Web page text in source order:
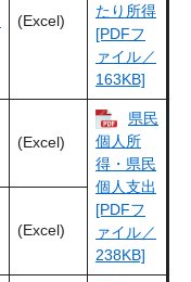
たり所得
[PDFフ
ァイル／
163KB]
(Excel)
(Excel)
県民
個人所
得・県民
個人支出
[PDFフ
ァイル／
238KB]
(Excel)